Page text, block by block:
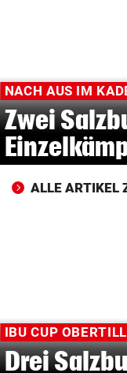
NACH AUS IM
Zwei
ALLE ARTIKEL
IBU CUP
Drei